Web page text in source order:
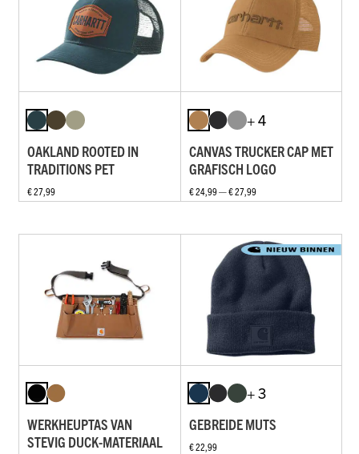
OAKLAND ROOTED IN
TRADITIONS PET
€ 27,99
+ 4
CANVAS TRUCKER CAP MET
GRAFISCH LOGO
€ 24,99 — € 27,99
WERKHEUPTAS VAN
STEVIG DUCK-MATERIAAL
+ 3
GEBREIDE MUTS
€ 22,99